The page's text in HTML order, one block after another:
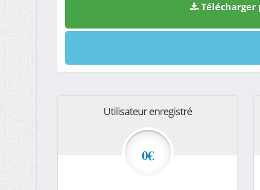
Télécharger
Utilisateur enregistré
0€